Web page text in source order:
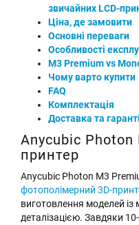
звичайних LCD-
Ціна, де замовити
Основні переваги
Особливості
M3 Premium vs
Чому варто купити
FAQ
Комплектація
Доставка та
Anycubic Photon
принтер
Anycubic Photon M3
фотополімерний 3D-
виготовлення моделей
деталізацією. Завдяки